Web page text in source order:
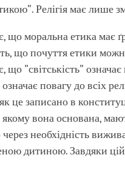
Релігія має лише
що моральна етика має
що почуття етики
що "світськість"
означає повагу до всіх
це записано в
якому вона основана,
необхідність
дитиною. Завдяки цій